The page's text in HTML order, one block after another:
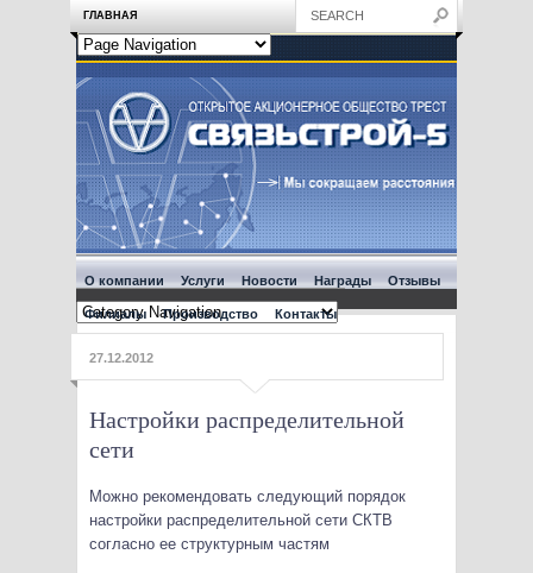
ГЛАВНАЯ
О компании Услуги Новости Награды Отзывы
Филиалы Производство Контакты
27.12.2012
Настройки распределительной
сети
Можно рекомендовать следующий порядок
настройки распределительной сети СКТВ
согласно ее структурным частям